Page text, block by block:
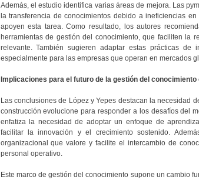
Además, el estudio identifica varias áreas de mejora. Las
la transferencia de conocimientos debido a ineficiencias
apoyen esta tarea. Como resultado, los autores
herramientas de gestión del conocimiento, que faciliten la
relevante. También sugieren adaptar estas prácticas de
especialmente para las empresas que operan en mercados
Implicaciones para el futuro de la gestión del conocimiento
Las conclusiones de López y Yepes destacan la necesidad
construcción evolucione para responder a los desafíos del
enfatiza la necesidad de adoptar un enfoque de
facilitar la innovación y el crecimiento sostenido.
organizacional que valore y facilite el intercambio de
personal operativo.
Este marco de gestión del conocimiento supone un cambio